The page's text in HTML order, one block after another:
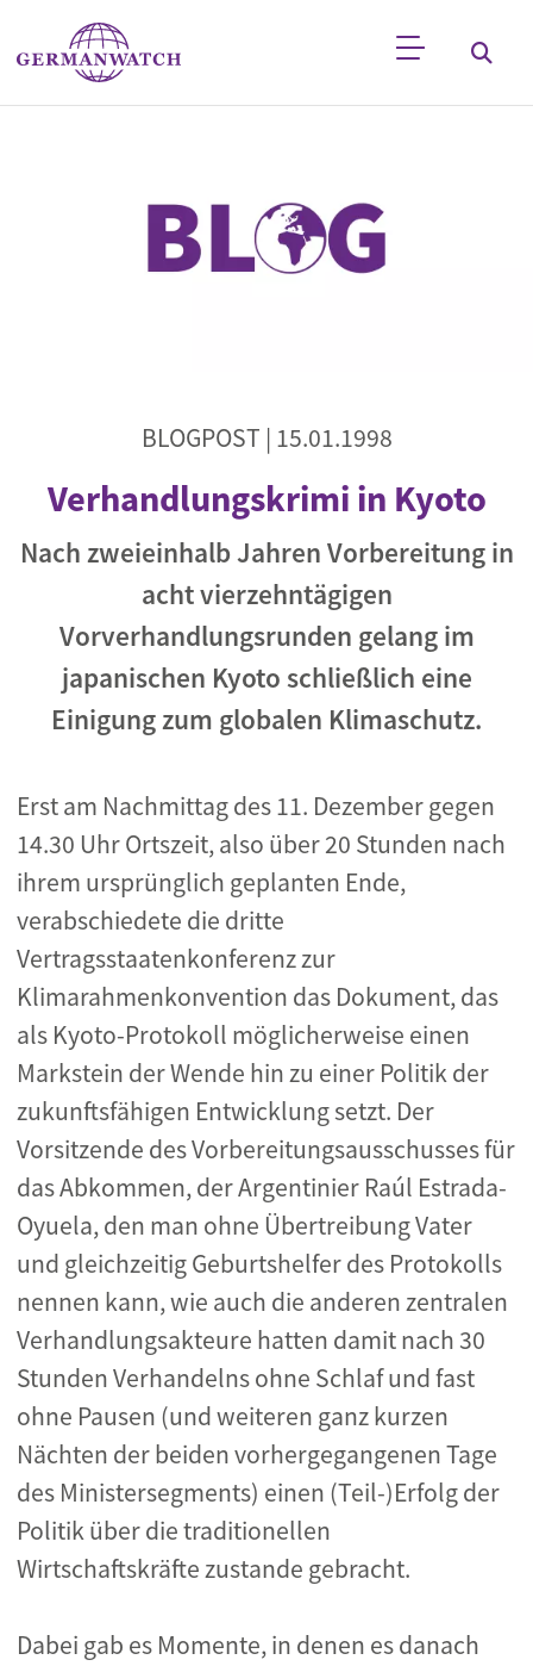
Direkt zum Inhalt
BLOGPOST | 15.01.1998
Verhandlungskrimi in Kyoto
Nach zweieinhalb Jahren Vorbereitung in
acht vierzehntägigen
Vorverhandlungsrunden gelang im
japanischen Kyoto schließlich eine
Einigung zum globalen Klimaschutz.
Erst am Nachmittag des 11. Dezember gegen
14.30 Uhr Ortszeit, also über 20 Stunden nach
ihrem ursprünglich geplanten Ende,
verabschiedete die dritte
Vertragsstaatenkonferenz zur
Klimarahmenkonvention das Dokument, das
als Kyoto-Protokoll möglicherweise einen
Markstein der Wende hin zu einer Politik der
zukunftsfähigen Entwicklung setzt. Der
Vorsitzende des Vorbereitungsausschusses für
das Abkommen, der Argentinier Raúl Estrada-
Oyuela, den man ohne Übertreibung Vater
und gleichzeitig Geburtshelfer des Protokolls
nennen kann, wie auch die anderen zentralen
Verhandlungsakteure hatten damit nach 30
Stunden Verhandelns ohne Schlaf und fast
ohne Pausen (und weiteren ganz kurzen
Nächten der beiden vorhergegangenen Tage
des Ministersegments) einen (Teil-)Erfolg der
Politik über die traditionellen
Wirtschaftskräfte zustande gebracht.
Dabei gab es Momente, in denen es danach